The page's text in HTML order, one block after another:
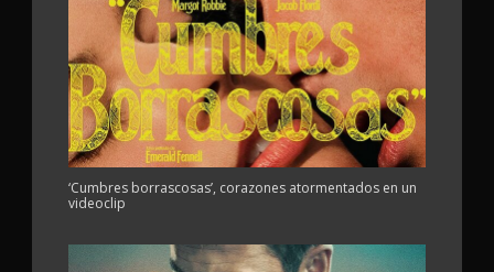
‘Cumbres borrascosas’, corazones atormentados en un
videoclip